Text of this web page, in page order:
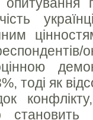
тоді як